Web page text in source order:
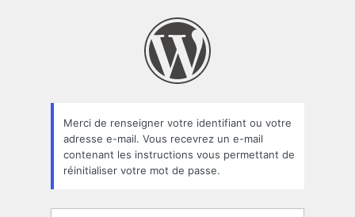
oublié
Merci de renseigner votre identifiant ou votre
adresse e-mail. Vous recevrez un e-mail
contenant les instructions vous permettant de
réinitialiser votre mot de passe.